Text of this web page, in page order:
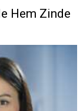
Hem Zinde